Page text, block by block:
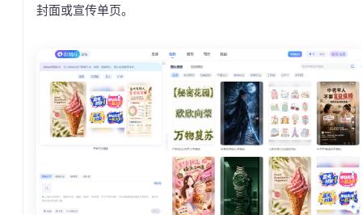
封面或宣传单页。